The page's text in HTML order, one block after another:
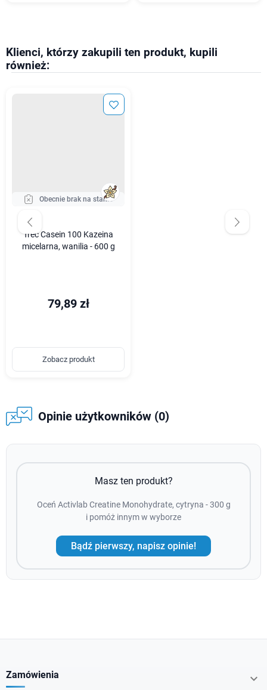
Klienci, którzy zakupili ten produkt, kupili
również:
Obecnie brak na stanie
Trec Casein 100 Kazeina
micelarna, wanilia - 600 g
79,89 zł
Zobacz produkt
Opinie użytkowników (0)
Masz ten produkt?
Oceń Activlab Creatine Monohydrate, cytryna - 300 g
i pomóż innym w wyborze
Bądź pierwszy, napisz opinie!
Zamówienia 